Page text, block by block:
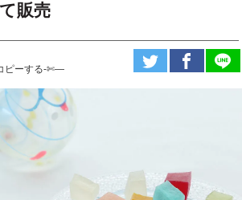
販売
ピーする-✄—